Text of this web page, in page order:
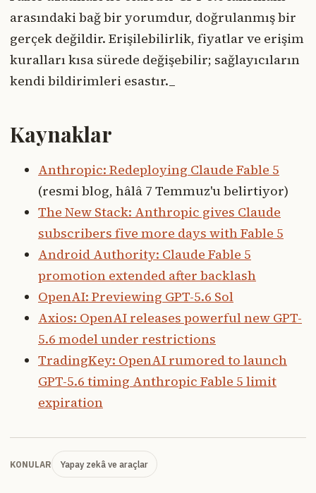
arasındaki bağ bir yorumdur, doğrulanmış bir
gerçek değildir. Erişilebilirlik, fiyatlar ve erişim
kuralları kısa sürede değişebilir; sağlayıcıların
kendi bildirimleri esastır._
Kaynaklar
Anthropic: Redeploying Claude Fable 5
(resmi blog, hâlâ 7 Temmuz'u belirtiyor)
The New Stack: Anthropic gives Claude
subscribers five more days with Fable 5
Android Authority: Claude Fable 5
promotion extended after backlash
OpenAI: Previewing GPT-5.6 Sol
Axios: OpenAI releases powerful new GPT-
5.6 model under restrictions
TradingKey: OpenAI rumored to launch
GPT-5.6 timing Anthropic Fable 5 limit
expiration
KONULAR Yapay zekâ ve araçlar